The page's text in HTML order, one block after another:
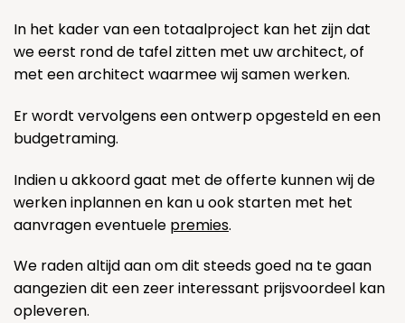
In het kader van een totaalproject kan het zijn dat
we eerst rond de tafel zitten met uw architect, of
met een architect waarmee wij samen werken.
Er wordt vervolgens een ontwerp opgesteld en een
budgetraming.
Indien u akkoord gaat met de offerte kunnen wij de
werken inplannen en kan u ook starten met het
aanvragen eventuele premies.
We raden altijd aan om dit steeds goed na te gaan
aangezien dit een zeer interessant prijsvoordeel kan
opleveren.